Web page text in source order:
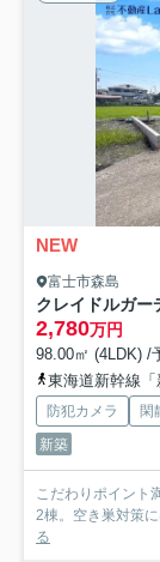
NEW
富士市森島
クレイドルガ
2,780万円
98.00㎡ (4LDK) /
東海道新幹線
防犯カメラ 閑
新築
こだわりポイン
2棟。空き巣対策
る